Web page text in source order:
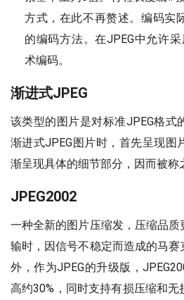
方式，在此不再赘述。编码实
的编码方法。在JPEG中允许
术编码。
渐进式JPEG
该类型的图片是对标准JPEG格式
渐进式JPEG图片时，首先呈现图
渐呈现具体的细节部分，因而被称
JPEG2002
一种全新的图片压缩发，压缩品
输时，因信号不稳定而造成的马
外，作为JPEG的升级版，
高约30%，同时支持有损压缩和